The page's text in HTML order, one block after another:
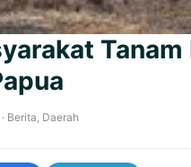
· Berita Daerah